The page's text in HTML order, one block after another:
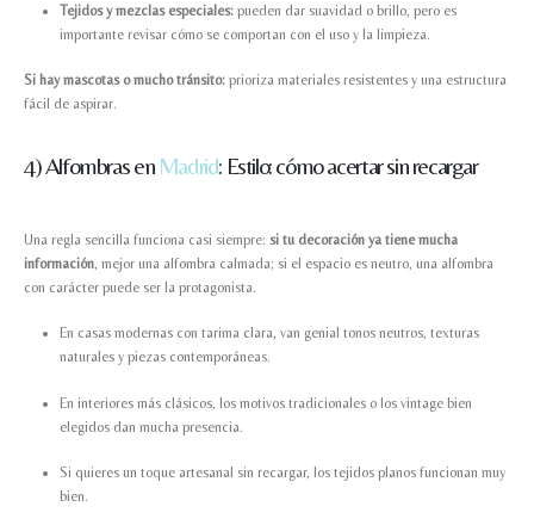
Tejidos y mezclas especiales:pueden dar suavidad o brillo, pero es
importante revisar cómo se comportan con el uso y la limpieza.
Si hay mascotas o mucho tránsito: prioriza materiales resistentes y una estructura
fácil de aspirar.
4) Alfombras en Madrid: Estilo: cómo acertar sin recargar
Una regla sencilla funciona casi siempre: si tu decoración ya tiene mucha
información, mejor una alfombra calmada; si el espacio es neutro, una alfombra
con carácter puede ser la protagonista.
En casas modernas con tarima clara, van genial tonos neutros, texturas
naturales y piezas contemporáneas.
En interiores más clásicos, los motivos tradicionales o los vintage bien
elegidos dan mucha presencia.
Si quieres un toque artesanal sin recargar, los tejidos planos funcionan muy
bien.